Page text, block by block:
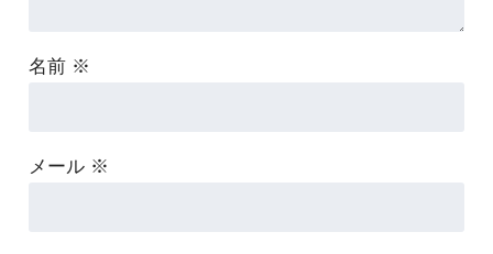
名前 ※
メール ※